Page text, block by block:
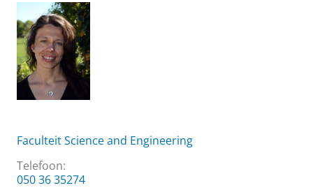
Faculteit Science and Engineering
Telefoon:
050 36 35274